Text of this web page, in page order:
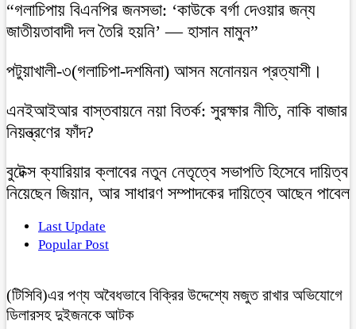
“গলাচিপায় বিএনপির জনসভা: ‘কাউকে বর্গা দেওয়ার জন্য
জাতীয়তাবাদী দল তৈরি হয়নি’ — হাসান মামুন”
পটুয়াখালী-৩(গলাচিপা-দশমিনা) আসন মনোনয়ন প্রত্যাশী।
এনইআইআর বাস্তবায়নে নয়া বিতর্ক: সুরক্ষার নীতি, নাকি বাজার
নিয়ন্ত্রণের ফাঁদ?
বুটেক্স ক্যারিয়ার ক্লাবের নতুন নেতৃত্বে সভাপতি হিসেবে দায়িত্ব
নিয়েছেন জিয়ান, আর সাধারণ সম্পাদকের দায়িত্বে আছেন পাবেল
Last Update
Popular Post
(টিসিবি)এর পণ্য অবৈধভাবে বিক্রির উদ্দেশ্যে মজুত রাখার অভিযোগে
ডিলারসহ দুইজনকে আটক